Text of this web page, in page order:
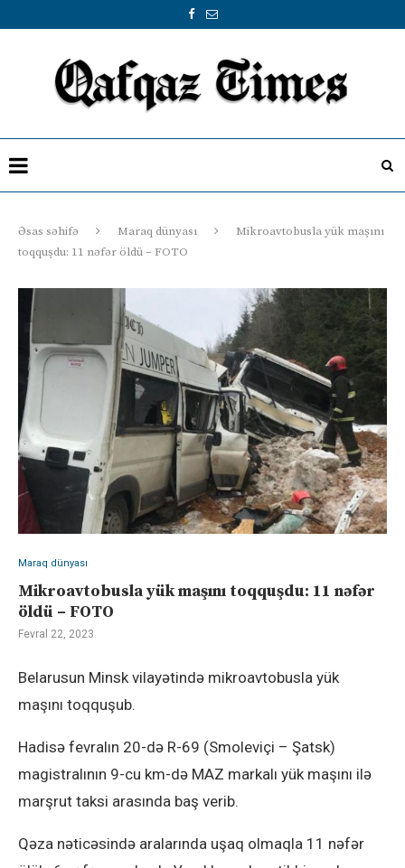
Əsas səhifə Maraq dünyası
Mikroavtobusla yük maşını
toqquşdu: 11 nəfər öldü – FOTO
Maraq dünyası
Mikroavtobusla yük maşını toqquşdu: 11 nəfər
öldü – FOTO
Fevral 22, 2023
Belarusun Minsk vilayətində mikroavtobusla yük
maşını toqquşub.
Hadisə fevralın 20-də R-69 (Smoleviçi – Şatsk)
magistralının 9-cu km-də MAZ markalı yük maşını ilə
marşrut taksi arasında baş verib.
Qəza nəticəsində aralarında uşaq olmaqla 11 nəfər